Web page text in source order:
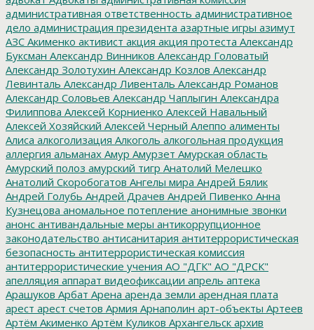
административная ответственность административное
дело администрация президента азартные игры азимут
АЗС Акименко активист акция акция протеста Александр
Буксман Александр Винников Александр Головатый
Александр Золотухин Александр Козлов Александр
Левинталь Александр Ливенталь Александр Романов
Александр Соловьев Александр Чаплыгин Александра
Филиппова Алексей Корниенко Алексей Навальный
Алексей Хозяйский Алексей Черный Алеппо алименты
Алиса алкоголизация Алкоголь алкогольная продукция
аллергия альманах Амур Амурзет Амурская область
Амурский полоз амурский тигр Анатолий Мелешко
Анатолий Скоробогатов Ангелы мира Андрей Бялик
Андрей Голубь Андрей Драчев Андрей Пивенко Анна
Кузнецова аномальное потепление анонимные звонки
анонс антивандальные меры антикоррупционное
законодательство антисанитария антитеррористическая
безопасность антитеррористическая комиссия
антитеррористические учения АО "ДГК" АО "ДРСК"
апелляция аппарат видеофиксации апрель аптека
Арашуков Арбат Арена аренда земли арендная плата
арест арест счетов Армия Арнаполин арт-объекты Артеев
Артём Акименко Артём Куликов Архангельск архив